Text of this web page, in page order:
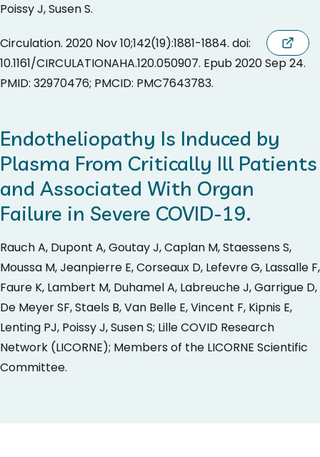
Poissy J, Susen S.
Circulation. 2020 Nov 10;142(19):1881-1884. doi:
10.1161/CIRCULATIONAHA.120.050907. Epub 2020 Sep 24.
PMID: 32970476; PMCID: PMC7643783.
Endotheliopathy Is Induced by
Plasma From Critically Ill Patients
and Associated With Organ
Failure in Severe COVID-19.
Rauch A, Dupont A, Goutay J, Caplan M, Staessens S,
Moussa M, Jeanpierre E, Corseaux D, Lefevre G, Lassalle F,
Faure K, Lambert M, Duhamel A, Labreuche J, Garrigue D,
De Meyer SF, Staels B, Van Belle E, Vincent F, Kipnis E,
Lenting PJ, Poissy J, Susen S; Lille COVID Research
Network (LICORNE); Members of the LICORNE Scientific
Committee.